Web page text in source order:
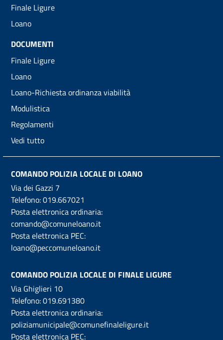
Finale Ligure
Loano
DOCUMENTI
Finale Ligure
Loano
Loano-Richiesta ordinanza viabilità
Modulistica
Regolamenti
Vedi tutto
COMANDO POLIZIA LOCALE DI LOANO
Via dei Gazzi 7
Telefono:019.667021
Posta elettronica ordinaria:
comando@comuneloano.it
Posta elettronica PEC:
loano@peccomuneloano.it
COMANDO POLIZIA LOCALE DI FINALE LIGURE
Via Ghiglieri 10
Telefono:019.691380
Posta elettronica ordinaria:
poliziamunicipale@comunefinaleligure.it
Posta elettronica PEC: